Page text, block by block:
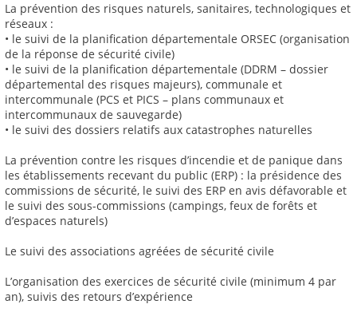
La prévention des risques naturels, sanitaires, technologiques et
réseaux :
• le suivi de la planification départementale ORSEC (organisation
de la réponse de sécurité civile)
• le suivi de la planification départementale (DDRM – dossier
départemental des risques majeurs), communale et
intercommunale (PCS et PICS – plans communaux et
intercommunaux de sauvegarde)
• le suivi des dossiers relatifs aux catastrophes naturelles
La prévention contre les risques d’incendie et de panique dans
les établissements recevant du public (ERP) : la présidence des
commissions de sécurité, le suivi des ERP en avis défavorable et
le suivi des sous-commissions (campings, feux de forêts et
d’espaces naturels)
Le suivi des associations agréées de sécurité civile
L’organisation des exercices de sécurité civile (minimum 4 par
an), suivis des retours d’expérience